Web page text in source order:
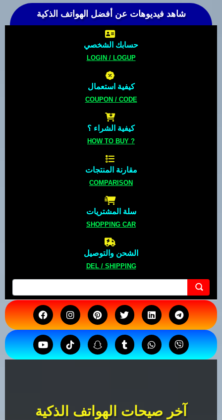
شاهد فيديوهات عن أفضل الهواتف الذكية
حسابك الشخصي
LOGIN / LOGUP
كيفية استعمال
COUPON / CODE
كيفية الشراء ؟
HOW TO BUY ?
مقارنة المنتجات
COMPARISON
سلة المشتريات
SHOPPING CAR
الشحن والتوصيل
DEL / SHIPPING
آخر صيحات الهواتف الذكية